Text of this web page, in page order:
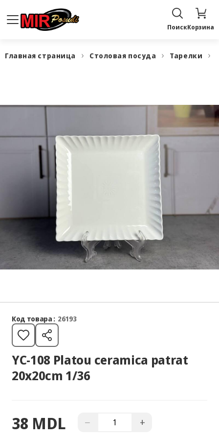
ПоискКорзина
Главная страница Столовая посуда Тарелки
Код товара : 26193
YC-108 Platou ceramica patrat
20x20cm 1/36
38 MDL − +